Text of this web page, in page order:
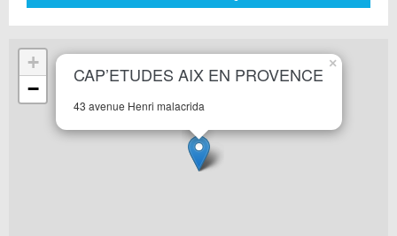
CAP’ETUDES AIX EN PROVENCE
43 avenue Henri malacrida
×
+
−